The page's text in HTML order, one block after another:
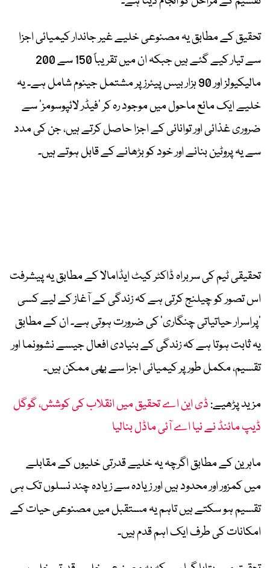
تحقیق کے مطابق یہ مصنوعی خلیے غیر جاندار کیمیائی اجزا
سے تیار کیے گئے ہیں جبکہ ان میں تقریباً 150 سے 200
مالیکیولز اور 90 ہزار بیس پیئرز پر مشتمل جینوم شامل ہے۔ یہ
خلیے ایک مائع ماحول میں موجود رہ کر ’فیڈر لائپوسومز‘ سے
ضروری غذائی اور توانائی کے اجزا حاصل کرتے ہیں، جن کی مدد
سے یہ پروٹین بنانے اور خود کو بڑھانے کے قابل ہوتے ہیں۔
تحقیقی ٹیم کی سربراہ ڈاکٹر کیٹ ایڈامالا کے مطابق یہ پیشرفت
اس تصور کو چیلنج کرتی ہے کہ زندگی کے آغاز کے لیے کسی
’پراسرار حیاتیاتی چنگاری‘ کی ضرورت ہوتی ہے۔ ان کے مطابق
یہ ثابت ہوتا ہے کہ زندگی کے بنیادی افعال جیسے نشوونما اور
تقسیم، مکمل طور پر کیمیائی اجزا سے بھی ممکن ہیں۔
مزید پڑھیے:ڈی این اے تحقیق میں انقلاب کی کوشش، گوگل
ڈیپ مائنڈ نے نیا اے آئی ماڈل بنالیا
ماہرین کے مطابق اگرچہ یہ خلیے قدرتی خلیوں کے مقابلے
میں کمزور اور محدود ہیں اور زیادہ سے زیادہ چند نسلوں تک ہی
تقسیم ہو سکتے ہیں تاہم یہ مستقبل میں مصنوعی حیات کے
امکانات کی طرف ایک اہم قدم ہیں۔